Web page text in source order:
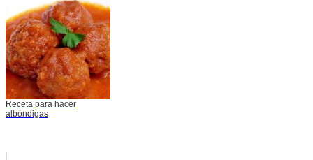
Receta para hacer
albóndigas